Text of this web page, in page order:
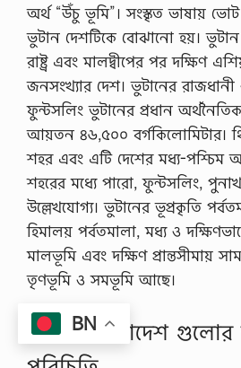
অর্থ “উঁচু ভূমি”। সংস্কৃত ভাষায়
ভুটান দেশটিকে বোঝানো হয়। ভুটান
রাষ্ট্র এবং মালদ্বীপের পর দক্ষিণ
জনসংখ্যার দেশ। ভুটানের
ফুন্টসলিং ভুটানের প্রধান অর্থনৈতিক
আয়তন ৪৬,৫০০ বর্গকিলোমিটার।
শহর এবং এটি দেশের মধ্য-পশ্চিম
শহরের মধ্যে পারো, ফুন্টসলিং,
উল্লেখযোগ্য। ভুটানের ভূপ্রকৃতি
হিমালয় পর্বতমালা, মধ্য ও
মালভূমি এবং দক্ষিণ প্রান্তসীমায়
তৃণভূমি ও সমভূমি আছে।
মানচিত্রে মহাদেশ
BN